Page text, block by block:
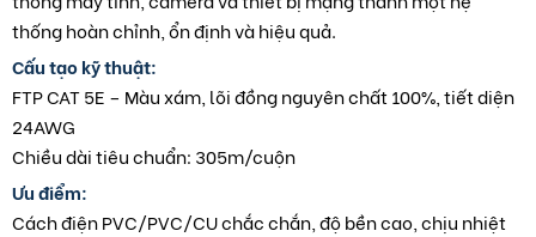
thống hoàn chỉnh, ổn định và hiệu quả.
Cấu tạo kỹ thuật:
FTP CAT 5E – Màu xám, lõi đồng nguyên chất 100%, tiết diện
24AWG
Chiều dài tiêu chuẩn: 305m/cuộn
Ưu điểm:
Cách điện PVC/PVC/CU chắc chắn, độ bền cao, chịu nhiệt